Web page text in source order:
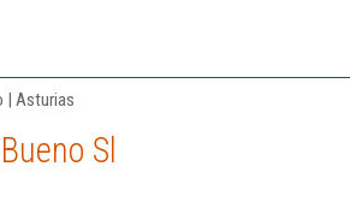
| Asturias
Sl